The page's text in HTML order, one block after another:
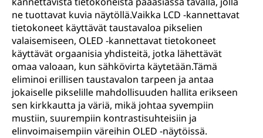
ne tuottavat kuvia näytöllä.Vaikka LCD -kannettavat
tietokoneet käyttävät taustavaloa pikselien
valaisemiseen, OLED -kannettavat tietokoneet
käyttävät orgaanisia yhdisteitä, jotka lähettävät
omaa valoaan, kun sähkövirta käytetään.Tämä
eliminoi erillisen taustavalon tarpeen ja antaa
jokaiselle pikselille mahdollisuuden hallita erikseen
sen kirkkautta ja väriä, mikä johtaa syvempiin
mustiin, suurempiin kontrastisuhteisiin ja
elinvoimaisempiin väreihin OLED -näytöissä.